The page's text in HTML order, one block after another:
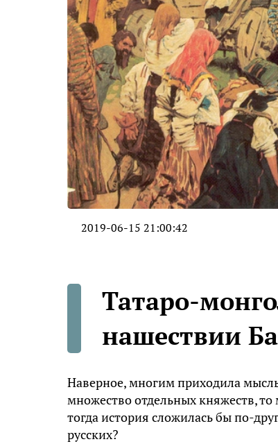
2019-06-15 21:00:42
Татаро-
нашествии
Наверное, многим приходила
множество отдельных княжеств,
тогда история сложилась бы по-
русских?